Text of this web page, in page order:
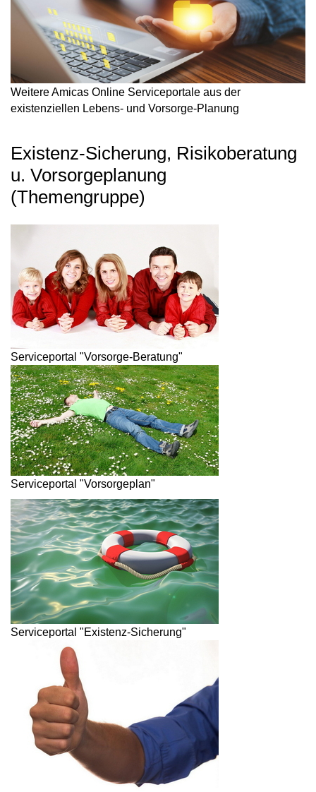
Weitere Amicas Online Serviceportale aus der
existenziellen Lebens- und Vorsorge-Planung
Existenz-Sicherung, Risikoberatung
u. Vorsorgeplanung
(Themengruppe)
Serviceportal "Vorsorge-Beratung"
Serviceportal "Vorsorgeplan"
Serviceportal "Existenz-Sicherung"